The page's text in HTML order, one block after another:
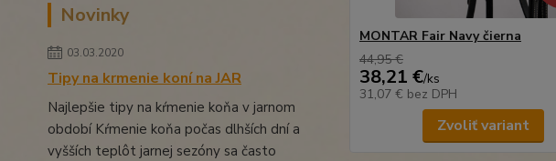
Novinky
03.03.2020
Tipy na krmenie koní na JAR
Najlepšie tipy na kŕmenie koňa v jarnom
období Kŕmenie koňa počas dlhších dní a
vyšších teplôt jarnej sezóny sa často
MONTAR Fair Navy čierna
44,95 €
38,21 €/ks
31,07 € bez DPH
Zvoliť variant